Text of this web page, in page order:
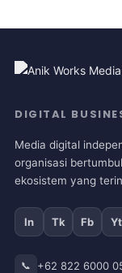
DIGITAL
Media digital
organisasi
ekosistem yang
In Tk Fb Yt
📞 +62 822 6000